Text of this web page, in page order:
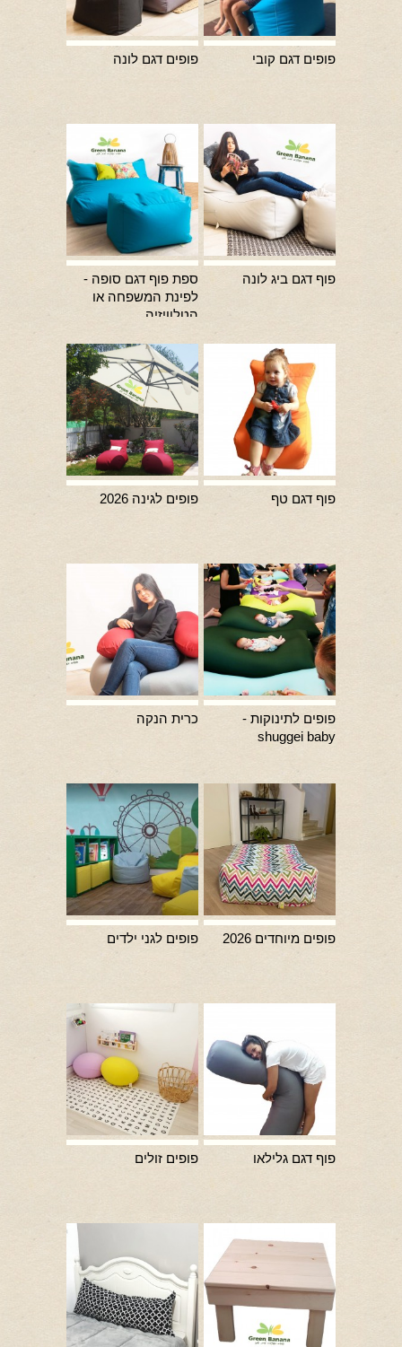
פופים דגם קובי פופים דגם לונה
פוף דגם ביג לונה
ספת פוף דגם סופה -
לפינת המשפחה או
הטלוויזיה
פוף דגם טף פופים לגינה 2026
פופים לתינוקות -
shuggei baby
כרית הנקה
פופים מיוחדים 2026 פופים לגני ילדים
פוף דגם גלילאו פופים זולים